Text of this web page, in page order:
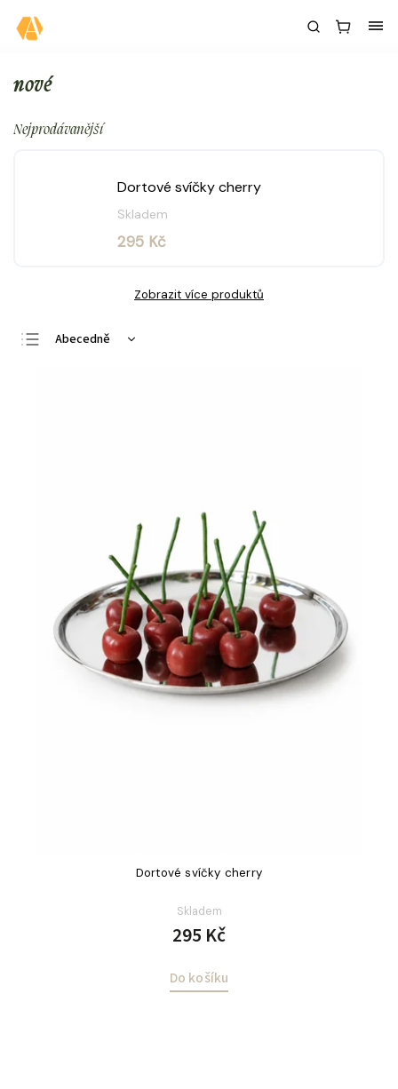
nové
Nejprodávanější
Dortové svíčky cherry
Skladem
295 Kč
Zobrazit více produktů
Abecedně
Dortové svíčky cherry
Skladem
295 Kč
Do košíku